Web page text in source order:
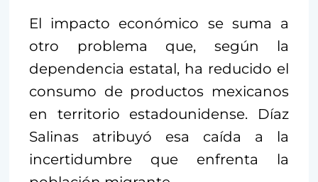
El impacto económico se suma a
otro problema que, según la
dependencia estatal, ha reducido el
consumo de productos mexicanos
en territorio estadounidense. Díaz
Salinas atribuyó esa caída a la
incertidumbre que enfrenta la